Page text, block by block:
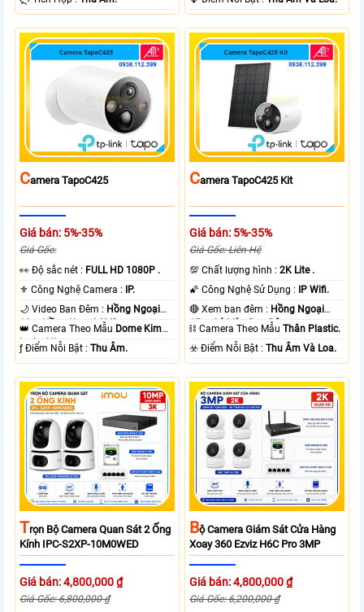
CAmera TapoC425
Giá bán: 5%-35%
Giá Gốc:
️👀 Độ sắc nét : FULL HD 1080P .
⚜️ Công Nghệ Camera : IP.
🌙 Video Ban Đêm : Hồng Ngoại
10m Hồng Ngoại SMD.
👑 Camera Theo Mẫu Dome Kim
loại + Nhựa.
️ƒ Điểm Nỗi Bật :Thu Âm.
CAmera TapoC425 Kit
Giá bán: 5%-35%
Giá Gốc: Liên Hệ
💯 Chất lượng hình :2K Lite .
🌠 Công Nghệ Sử Dụng : IP Wifi.
🔴 Xem ban đêm : Hồng Ngoại
15m Có Màu Ban Ðêm.
⛓ Camera Theo MẫuThân Plastic.
️☣️ Điểm Nỗi Bật :Thu Âm Và Loa.
TRọn Bộ Camera Quan Sát 2 Ống
Kính IPC-S2XP-10M0WED
Giá bán: 4,800,000 ₫
Giá Gốc: 6,800,000 ₫
BỘ Camera Giám Sát Cửa Hàng
Xoay 360 Ezviz H6C Pro 3MP
Giá bán: 4,800,000 ₫
Giá Gốc: 6,200,000 ₫